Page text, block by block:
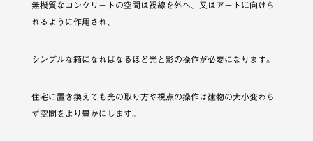
無機質なコンクリートの空間は視線を外へ、又はアートに向けら
れるように作用され、
シンプルな箱になればなるほど光と影の操作が必要になります。
住宅に置き換えても光の取り方や視点の操作は建物の大小変わら
ず空間をより豊かにします。